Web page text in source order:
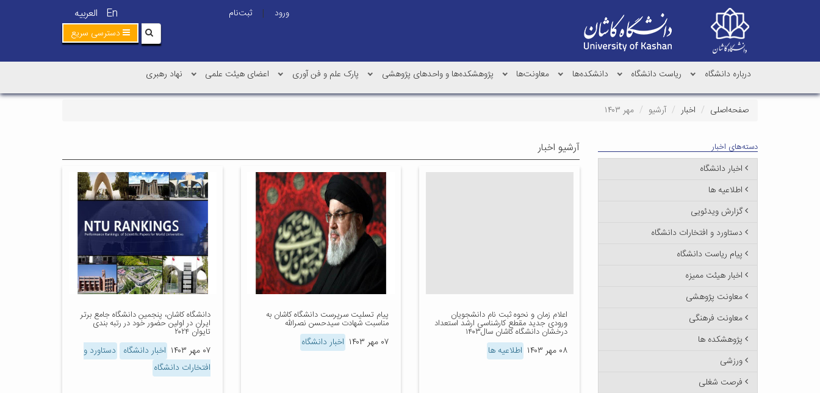
En العربیه ورود |
ثبت‌نام
دسترسی سریع
درباره دانشگاه ریاست دانشگاه دانشکده‌ها معاونت‌ها پژوهشکده‌ها و واحدهای پژوهشی پارک علم و فن آوری اعضای هیئت علمی نهاد رهبری
صفحه‌اصلی اخبار آرشیو مهر ۱۴۰۳
آرشیو اخبار
اعلام زمان و نحوه ثبت نام دانشجویان
ورودی جدید مقطع کارشناسی ارشد استعداد
درخشان دانشگاه کاشان سال۱۴۰۳
۰۸ مهر ۱۴۰۳ اطلاعیه ها
پیام تسلیت سرپرست دانشگاه کاشان به
مناسبت شهادت سیدحسن نصرالله
۰۷ مهر ۱۴۰۳ اخبار دانشگاه
دانشگاه کاشان، پنجمین دانشگاه جامع برتر
ایران در اولین حضور خود در رتبه بندی
تایوان ۲۰۲۴
۰۷ مهر ۱۴۰۳ اخبار دانشگاه دستاورد و
افتخارات دانشگاه
دسته‌های اخبار
اخبار دانشگاه
اطلاعیه ها
گزارش ویدئویی
دستاورد و افتخارات دانشگاه
پیام ریاست دانشگاه
اخبار هیئت ممیزه
معاونت پژوهشی
معاونت فرهنگی
پژوهشکده ها
ورزشی
فرصت شغلی